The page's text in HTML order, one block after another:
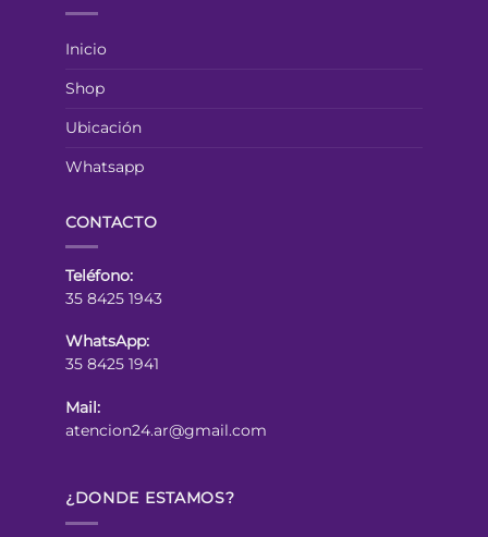
Inicio
Shop
Ubicación
Whatsapp
CONTACTO
Teléfono:
35 8425 1943
WhatsApp:
35 8425 1941
Mail:
atencion24.ar@gmail.com
¿DONDE ESTAMOS?